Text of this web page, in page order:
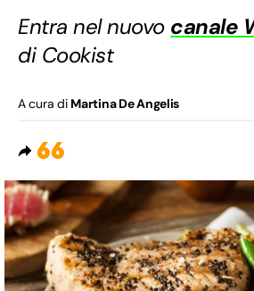
Entra nel nuovo canale
di Cookist
A cura di Martina De Angelis
66